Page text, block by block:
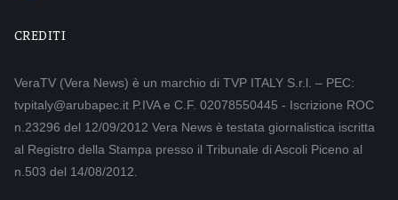
CREDITI
VeraTV (Vera News) è un marchio di TVP ITALY S.r.l. – PEC:
tvpitaly@arubapec.it P.IVA e C.F. 02078550445 - Iscrizione ROC
n.23296 del 12/09/2012 Vera News è testata giornalistica iscritta
al Registro della Stampa presso il Tribunale di Ascoli Piceno al
n.503 del 14/08/2012.